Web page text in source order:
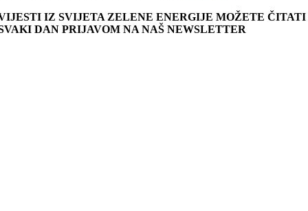
IZ SVIJETA ZELENE ENERGIJE MOŽETE ČITATI
DAN PRIJAVOM NA NAŠ NEWSLETTER